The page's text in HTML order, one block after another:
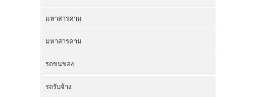
มหาสารคาม
มหาสารคาม
รถขนของ
รถรับจ้าง